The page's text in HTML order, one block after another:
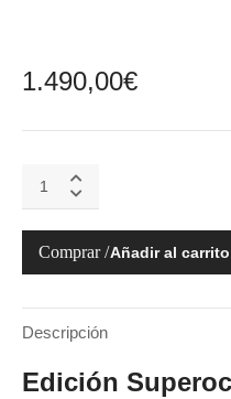
1.490,00€
SUPEROCEAN
HERITAGE
Añadir al carrito
Descripción
Edición